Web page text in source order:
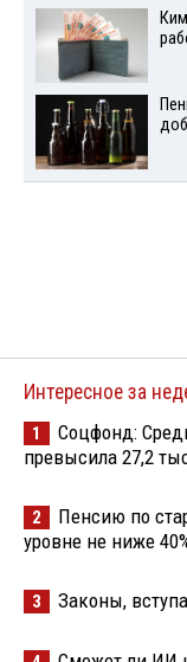
Интересное за
1
Соцфонд:
превысила 27,2
2
Пенсию по
уровне не ниже
3 Законы,